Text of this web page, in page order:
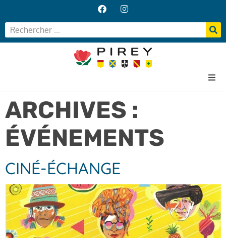
Accueil
Votre Mairie
Vos services
Vie locale
ARCHIVES :
ÉVÉNEMENTS
CINÉ-ÉCHANGE